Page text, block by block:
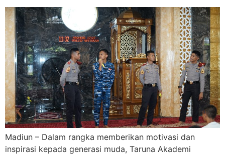
Madiun – Dalam rangka memberikan motivasi dan
inspirasi kepada generasi muda, Taruna Akademi